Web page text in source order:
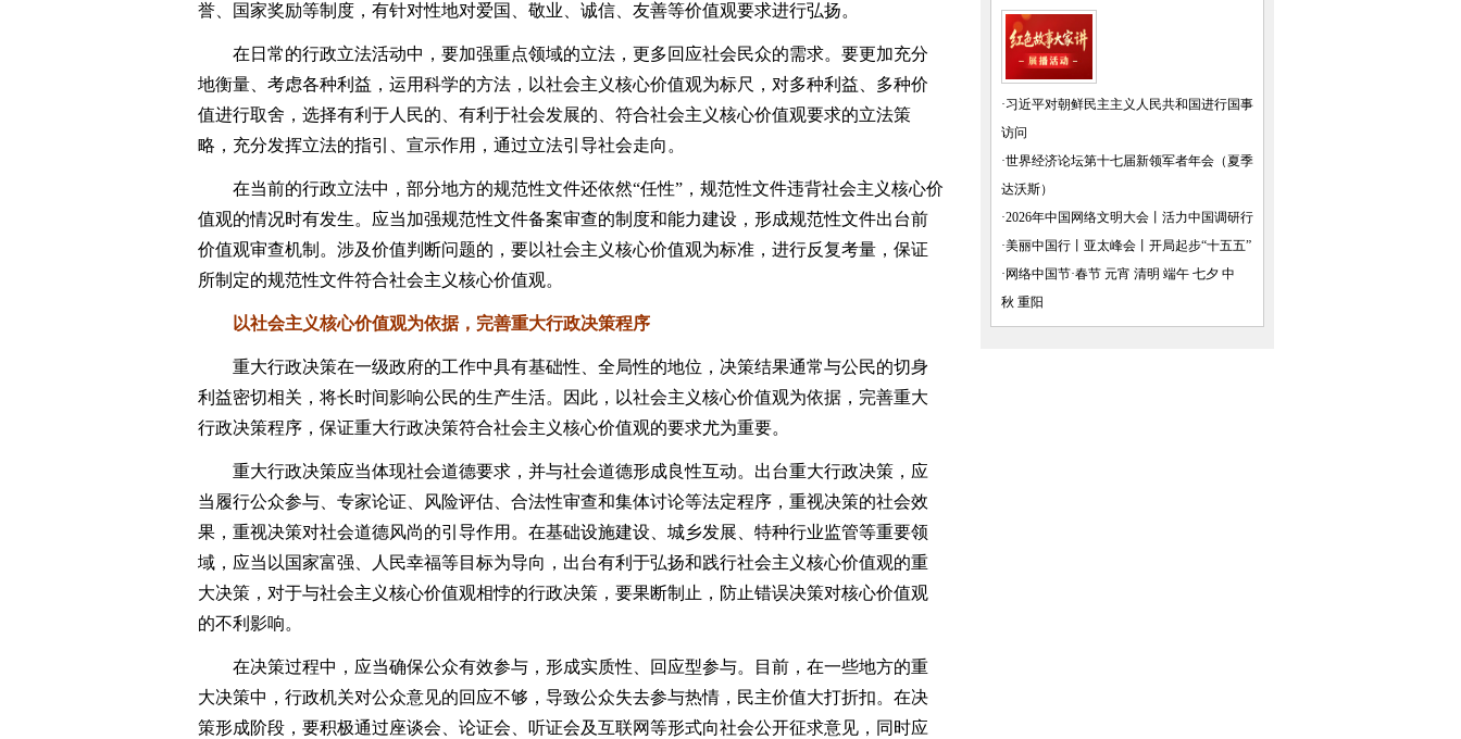
誉、国家奖励等制度，有针对性地对爱国、敬业、诚信、友善等价值观要求进行弘扬。
在日常的行政立法活动中，要加强重点领域的立法，更多回应社会民众的需求。要更加充分
地衡量、考虑各种利益，运用科学的方法，以社会主义核心价值观为标尺，对多种利益、多种价
值进行取舍，选择有利于人民的、有利于社会发展的、符合社会主义核心价值观要求的立法策
略，充分发挥立法的指引、宣示作用，通过立法引导社会走向。
在当前的行政立法中，部分地方的规范性文件还依然“任性”，规范性文件违背社会主义核心价
值观的情况时有发生。应当加强规范性文件备案审查的制度和能力建设，形成规范性文件出台前
价值观审查机制。涉及价值判断问题的，要以社会主义核心价值观为标准，进行反复考量，保证
所制定的规范性文件符合社会主义核心价值观。
以社会主义核心价值观为依据，完善重大行政决策程序
重大行政决策在一级政府的工作中具有基础性、全局性的地位，决策结果通常与公民的切身
利益密切相关，将长时间影响公民的生产生活。因此，以社会主义核心价值观为依据，完善重大
行政决策程序，保证重大行政决策符合社会主义核心价值观的要求尤为重要。
重大行政决策应当体现社会道德要求，并与社会道德形成良性互动。出台重大行政决策，应
当履行公众参与、专家论证、风险评估、合法性审查和集体讨论等法定程序，重视决策的社会效
果，重视决策对社会道德风尚的引导作用。在基础设施建设、城乡发展、特种行业监管等重要领
域，应当以国家富强、人民幸福等目标为导向，出台有利于弘扬和践行社会主义核心价值观的重
大决策，对于与社会主义核心价值观相悖的行政决策，要果断制止，防止错误决策对核心价值观
的不利影响。
在决策过程中，应当确保公众有效参与，形成实质性、回应型参与。目前，在一些地方的重
大决策中，行政机关对公众意见的回应不够，导致公众失去参与热情，民主价值大打折扣。在决
策形成阶段，要积极通过座谈会、论证会、听证会及互联网等形式向社会公开征求意见，同时应
·习近平对朝鲜民主主义人民共和国进行国事
访问
·世界经济论坛第十七届新领军者年会（夏季
达沃斯）
·2026年中国网络文明大会
活力中国调研行
·美丽中国行 亚太峰会
开局起步“十五五”
· 网络中国节·春节 元宵 清明 端午 七夕 中
秋 重阳